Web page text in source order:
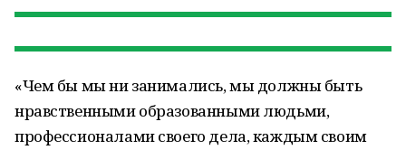
«Чем бы мы ни занимались, мы должны быть
нравственными образованными людьми,
профессионалами своего дела, каждым своим